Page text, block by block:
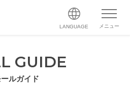
LANGUAGE メニュー
GUIDE
ルガイド